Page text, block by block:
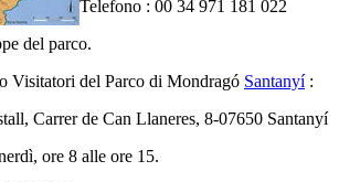
Telefono : 00 34 971 181 022
del parco.
Visitatori del Parco di Mondragó Santanyí:
Carrer de Can Llaneres, 8-07650 Santanyí
ore 8 alle ore 15.